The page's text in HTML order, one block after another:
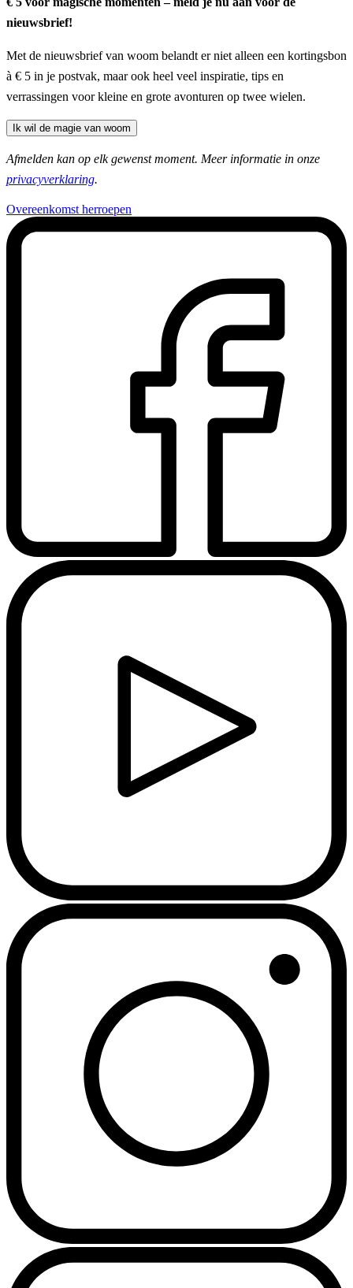
nieuwsbrief!
Met de nieuwsbrief van woom belandt er niet alleen een kortingsbon
à € 5 in je postvak, maar ook heel veel inspiratie, tips en
verrassingen voor kleine en grote avonturen op twee wielen.
Ik wil de magie van woom
Afmelden kan op elk gewenst moment. Meer informatie in onze
privacyverklaring.
Overeenkomst herroepen